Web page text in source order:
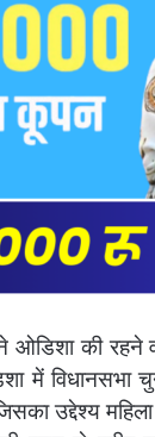
ओडिशा की रहने
में विधानसभा
उद्देश्य